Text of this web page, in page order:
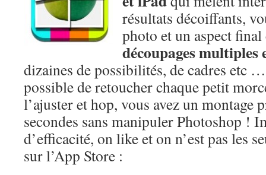
résultats décoiffants,
photo et un aspect
découpages multiples
dizaines de possibilités, de cadres etc
possible de retoucher chaque petit
l’ajuster et hop, vous avez un montage
secondes sans manipuler Photoshop !
d’efficacité, on like et on n’est pas les
sur l’App Store :